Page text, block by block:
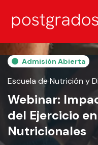
Admisión Abierta
Escuela de Nutrición y
Webinar:
del Ejercicio
Nutricionales